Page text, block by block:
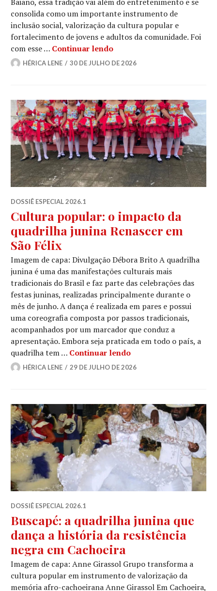
consolida como um importante instrumento de
inclusão social, valorização da cultura popular e
fortalecimento de jovens e adultos da comunidade. Foi
com esse … Continuar lendoEntre passos e tradição:
HÉRICA LENE 30 DE JULHO DE 2026
DOSSIÊ ESPECIAL 2026.1
Cultura popular: o impacto da
quadrilha junina Renascer em
São Félix
Imagem de capa: Divulgação Débora Brito A quadrilha
junina é uma das manifestações culturais mais
tradicionais do Brasil e faz parte das celebrações das
festas juninas, realizadas principalmente durante o
mês de junho. A dança é realizada em pares e possui
uma coreografia composta por passos tradicionais,
acompanhados por um marcador que conduz a
apresentação. Embora seja praticada em todo o país, a
quadrilha tem … Continuar lendoCultura popular: o
HÉRICA LENE 29 DE JULHO DE 2026
DOSSIÊ ESPECIAL 2026.1
Buscapé: a quadrilha junina que
dança a história da resistência
negra em Cachoeira
Imagem de capa: Anne Girassol Grupo transforma a
cultura popular em instrumento de valorização da
memória afro-cachoeirana Anne Girassol Em Cachoeira,